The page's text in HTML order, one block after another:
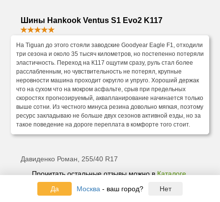
Да Москва - ваш город? Нет
Шины Hankook Ventus S1 Evo2 K117
На Tiguan до этого стояли заводские Goodyear Eagle F1, отходили
три сезона и около 35 тысяч километров, но постепенно потеряли
эластичность. Переход на К117 ощутим сразу, руль стал более
расслабленным, но чувствительность не потерял, крупные
неровности машина проходит округло и упруго. Хороший держак
что на сухом что на мокром асфальте, срыв при предельных
скоростях прогнозируемый, аквапланирование начинается только
выше сотни. Из честного минуса резина довольно мягкая, поэтому
ресурс закладываю не больше двух сезонов активной езды, но за
такое поведение на дороге переплата в комфорте того стоит.
Давиденко Роман, 255/40 R17
Прочитать остальные отзывы можно вКаталоге.